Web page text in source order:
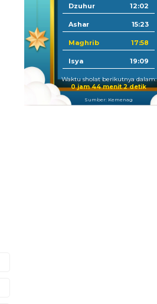
Dzuhur 12:02
Ashar 15:23
Maghrib 17:58
Isya 19:09
Waktu sholat berikutnya dalam:
0 jam 44 menit 0 detik
Sumber: Kemenag